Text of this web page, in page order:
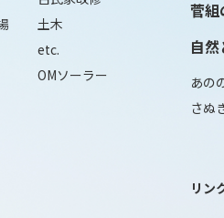
土木
etc.
OMソーラー
菅組
自
あの
さぬ
リン